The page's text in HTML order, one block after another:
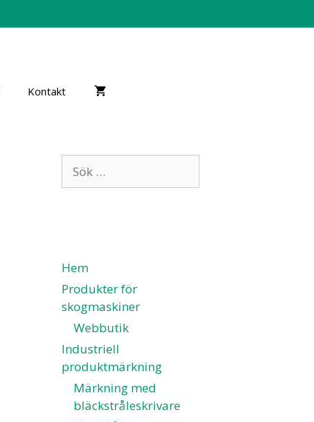
Kontakt
Hem
Produkter för
skogmaskiner
Webbutik
Industriell
produktmärkning
Märkning med
bläckstråleskrivare